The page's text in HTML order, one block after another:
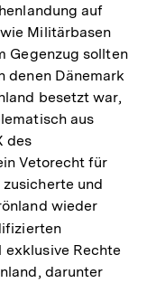
auf
Militärbasen
Gegenzug sollten
denen Dänemark
besetzt war,
aus
des
Vetorecht für
und
wieder
exklusive Rechte
darunter